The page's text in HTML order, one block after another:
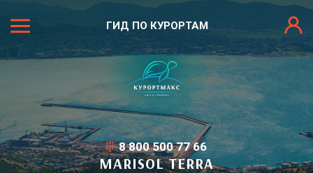
ГИД ПО КУРОРТАМ
8 800 500 77 66
MARISOL TERRA